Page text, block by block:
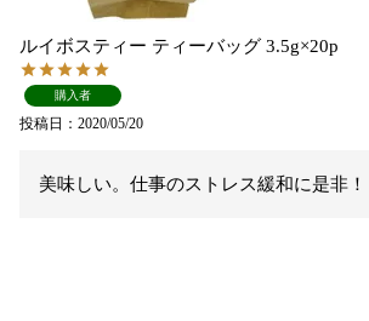
ルイボスティー ティーバッグ 3.5g×20p
購入者
投稿日 2020/05/20
美味しい。仕事のストレス緩和に是非！